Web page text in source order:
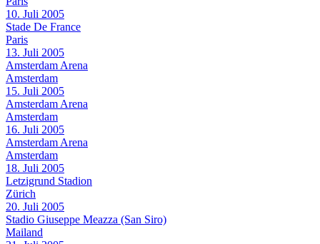
10. Juli 2005
Stade De France
Paris
13. Juli 2005
Amsterdam Arena
Amsterdam
15. Juli 2005
Amsterdam Arena
Amsterdam
16. Juli 2005
Amsterdam Arena
Amsterdam
18. Juli 2005
Letzigrund Stadion
Zürich
20. Juli 2005
Stadio Giuseppe Meazza (San Siro)
Mailand